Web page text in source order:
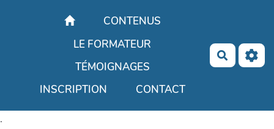
Aller au contenu principalCONTENUS
LE FORMATEUR
TÉMOIGNAGES
INSCRIPTION
CONTACT
.